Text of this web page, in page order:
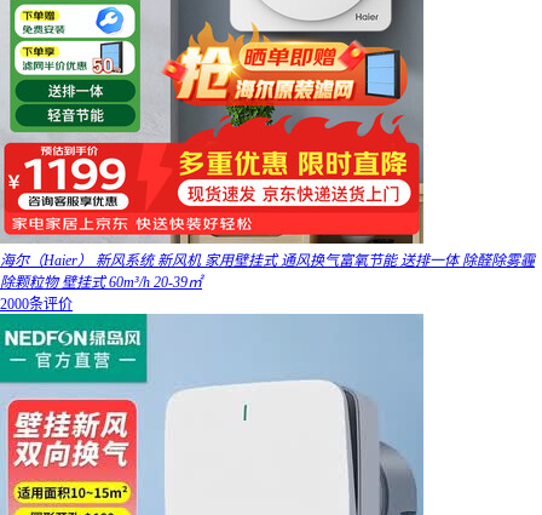
海尔（Haier） 新风系统 新风机 家用壁挂式 通风换气富氧节能 送排一体 除醛除雾霾
除颗粒物 壁挂式 60m³/h 20-39㎡
2000条评价